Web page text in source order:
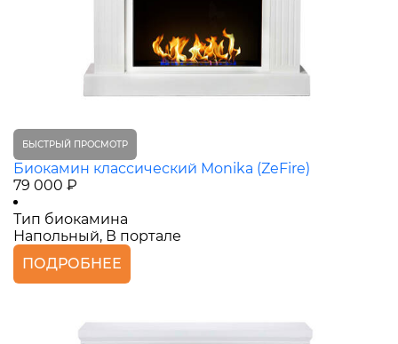
БЫСТРЫЙ ПРОСМОТР
Биокамин классический Monika (ZeFire)
79 000 ₽
Тип биокамина
Напольный, В портале
ПОДРОБНЕЕ